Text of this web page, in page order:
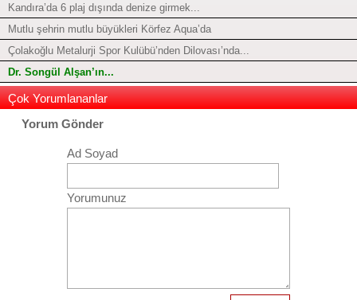
Kandıra’da 6 plaj dışında denize girmek...
Mutlu şehrin mutlu büyükleri Körfez Aqua’da
Çolakoğlu Metalurji Spor Kulübü’nden Dilovası’nda...
Dr. Songül Alşan’ın...
Çok Yorumlananlar
Yorum Gönder
Ad Soyad
Yorumunuz